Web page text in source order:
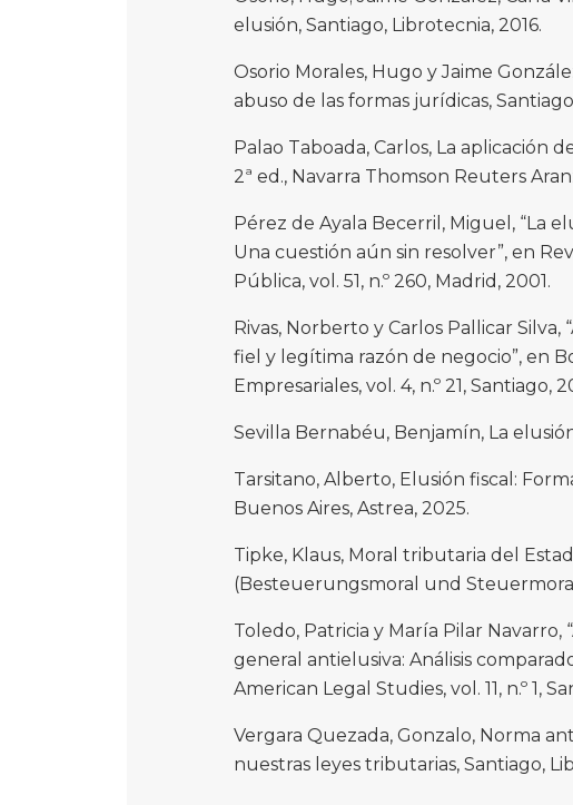
elusión, Santiago, Librotecnia, 2016.
Osorio Morales, Hugo y Jaime
abuso de las formas jurídicas,
Palao Taboada, Carlos, La aplicación
2ª ed., Navarra Thomson Reuters
Pérez de Ayala Becerril, Miguel, “La
Una cuestión aún sin resolver”, en
Pública, vol. 51, n.º 260, Madrid, 2001.
Rivas, Norberto y Carlos Pallicar
fiel y legítima razón de negocio”, en
Empresariales, vol. 4, n.º 21, Santiago,
Sevilla Bernabéu, Benjamín, La
Tarsitano, Alberto, Elusión fiscal:
Buenos Aires, Astrea, 2025.
Tipke, Klaus, Moral tributaria del
(Besteuerungsmoral und
Toledo, Patricia y María Pilar
general antielusiva: Análisis
American Legal Studies, vol. 11, n.º 1,
Vergara Quezada, Gonzalo, Norma
nuestras leyes tributarias, Santiago,